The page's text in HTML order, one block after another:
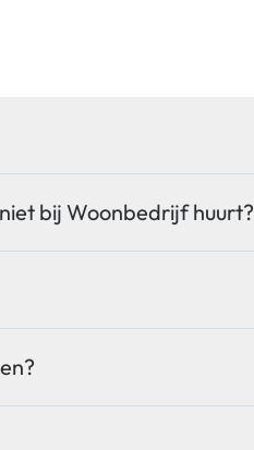
bij Woonbedrijf huurt?